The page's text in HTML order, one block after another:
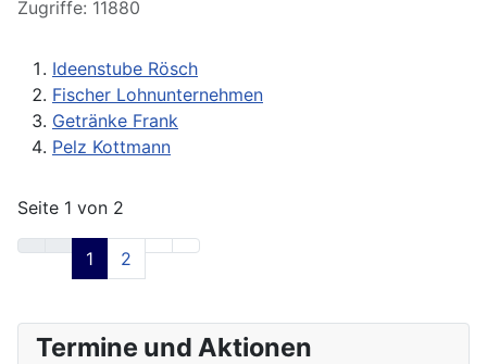
Zugriffe: 11880
Ideenstube Rösch
Fischer Lohnunternehmen
Getränke Frank
Pelz Kottmann
Seite 1 von 2
1 2
Termine und Aktionen